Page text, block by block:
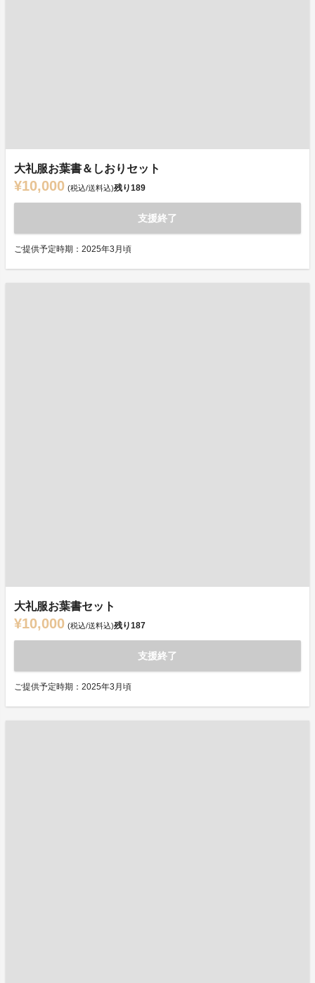
大礼服お葉書＆しおりセット
¥10,000 (税込/送料込)残り189
支援終了
ご提供予定時期：2025年3月頃
大礼服お葉書セット
¥10,000 (税込/送料込)残り187
支援終了
ご提供予定時期：2025年3月頃